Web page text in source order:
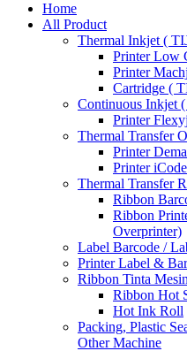
Home
All Product
Thermal Inkjet (
Printer Low
Printer
Cartridge (
Continuous Inkjet
Printer
Thermal Transfer
Printer
Printer
Thermal Transfer
Ribbon
Ribbon
Overprinter)
Label Barcode /
Printer Label &
Ribbon Tinta
Ribbon Hot
Hot Ink Roll
Packing, Plastic
Other Machine